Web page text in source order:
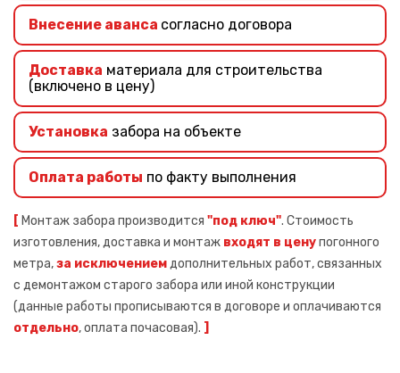
Внесение аванса согласно договора
Доставка материала для строительства
(включено в цену)
Установка забора на объекте
Оплата работы по факту выполнения
[ Монтаж забора производится "под ключ". Стоимость
изготовления, доставка и монтаж входят в ценупогонного
метра,за исключениемдополнительных работ, связанных
с демонтажом старого забора или иной конструкции
(данные работы прописываются в договоре и оплачиваются
отдельно, оплата почасовая). ]